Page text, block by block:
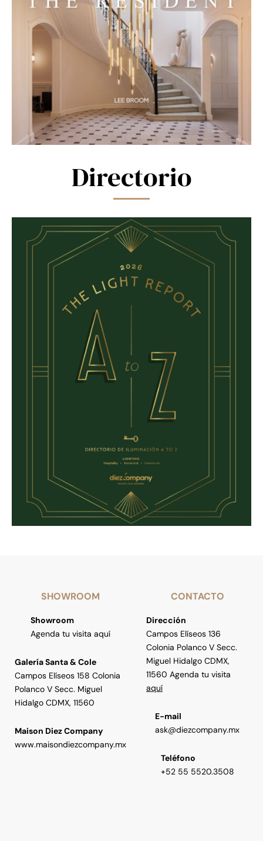
Directorio
SHOWROOM
Showroom
Agenda tu visita aquí
Galería Santa & Cole
Campos Elíseos 158 Colonia
Polanco V Secc. Miguel
Hidalgo CDMX, 11560
Maison Diez Company
www.maisondiezcompany.mx
CONTACTO
Dirección
Campos Elíseos 136
Colonia Polanco V Secc.
Miguel Hidalgo CDMX,
11560 Agenda tu visita
aquí
E-mail
ask@diezcompany.mx
Teléfono
+52 55 5520.3508